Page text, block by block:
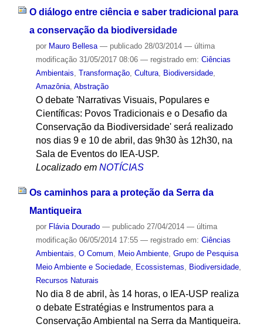
O diálogo entre ciência e saber tradicional para
a conservação da biodiversidade
por Mauro Bellesa — publicado28/03/2014 — última
modificação31/05/2017 08:06 — registrado em: Ciências
Ambientais, Transformação, Cultura, Biodiversidade,
Amazônia, Abstração
O debate 'Narrativas Visuais, Populares e
Científicas: Povos Tradicionais e o Desafio da
Conservação da Biodiversidade' será realizado
nos dias 9 e 10 de abril, das 9h30 às 12h30, na
Sala de Eventos do IEA-USP.
Localizado em NOTÍCIAS
Os caminhos para a proteção da Serra da
Mantiqueira
por Flávia Dourado — publicado27/04/2014 — última
modificação06/05/2014 17:55 — registrado em: Ciências
Ambientais, O Comum, Meio Ambiente, Grupo de Pesquisa
Meio Ambiente e Sociedade, Ecossistemas, Biodiversidade,
Recursos Naturais
No dia 8 de abril, às 14 horas, o IEA-USP realiza
o debate Estratégias e Instrumentos para a
Conservação Ambiental na Serra da Mantiqueira.